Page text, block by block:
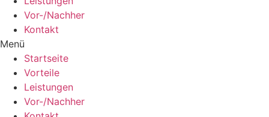
Vor-/Nachher
Kontakt
Menü
Startseite
Vorteile
Leistungen
Vor-/Nachher